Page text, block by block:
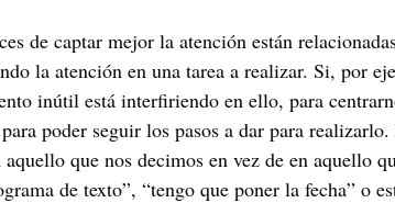
de captar mejor la atención están
la atención en una tarea a realizar. Si, por
inútil está interfiriendo en ello, para
poder seguir los pasos a dar para
que nos decimos en vez de en aquello
de texto”, “tengo que poner la fecha” o